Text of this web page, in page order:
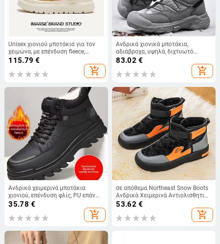
Unisex χιονιού μποτάκια για τον
χειμώνα, με επένδυση fleece,
αντιολισθητική καουτσούκ σόλα,
115.79 €
add_shopping_cart
Ανδρικά χιονικά μποτάκια,
αδιάβροχα, υψηλά, διχτυωτό
επάνω μέρος, fleece επένδυση,
ανθεκτική σόλα από καουτσούκ,
στρογγυλός μύτης, χαμηλό
83.02 €
add_shopping_cart
Ανδρικά χειμερινά μποτάκια
χιονιού, επένδυση φλίς, PU επάνω,
σόλα μορφοποιημένη με έγχυση,
αντιολισθητικά, χαμηλή φτέρνα
35.78 €
add_shopping_cart
σε απόθεμα Northeast Snow Boots
Ανδρικά Χειμερινά Αντιολισθητικά
Ζεστά Αθλητικά Παπούτσια
Εξωτερικού Χώρου με επένδυση
fleece από Βαμβάκι, Casual,
53.62 €
add_shopping_cart